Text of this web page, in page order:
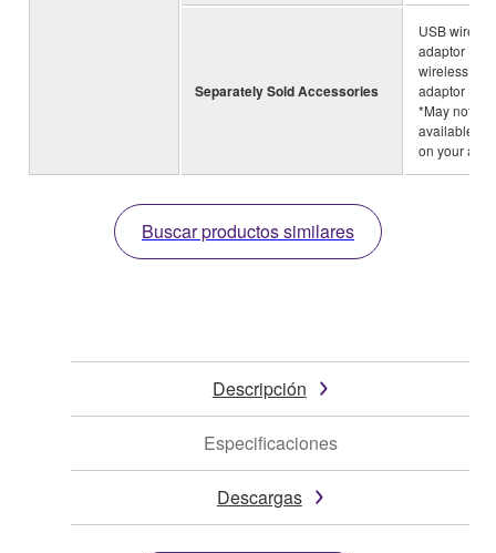
Separately Sold Accessories
USB
adaptor
wireless
adaptor
*May not be
available
on your
Buscar productos similares
Descripción
Especificaciones
Descargas